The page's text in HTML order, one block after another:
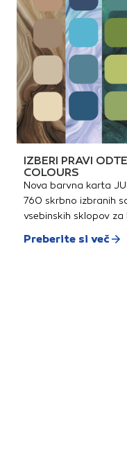
IZBERI PRAVI
COLOURS
Nova barvna karta
760 skrbno izbranih
vsebinskih sklopov za
Preberite si več